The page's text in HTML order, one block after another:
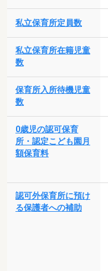
私立保育所定員数
私立保育所在籍児童
数
保育所入所待機児童
数
0歳児の認可保育
所・認定こども園月
額保育料
認可外保育所に預け
る保護者への補助